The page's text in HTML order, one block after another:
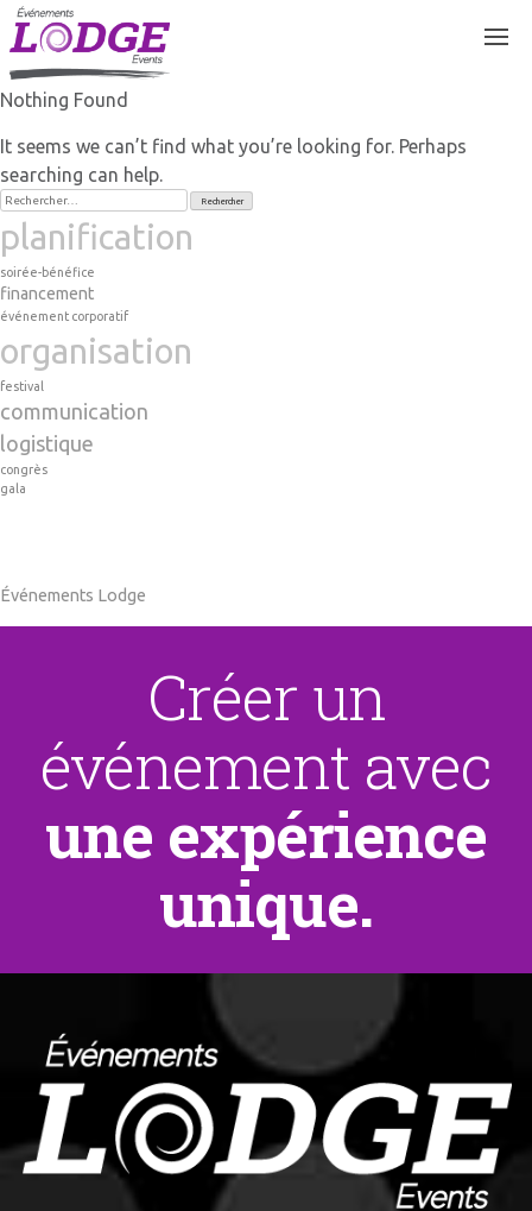
Skip
to
content
Nothing Found
It seems we can’t find what you’re looking for. Perhaps
searching can help.
Rechercher :
planification
soirée-bénéfice
financement
événement corporatif
organisation
festival
communication
logistique
congrès
gala
Événements Lodge
Créer un
événement avec
une expérience
unique.